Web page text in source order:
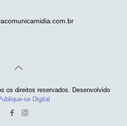
os direitos reservados. Desenvolvido
se Digital